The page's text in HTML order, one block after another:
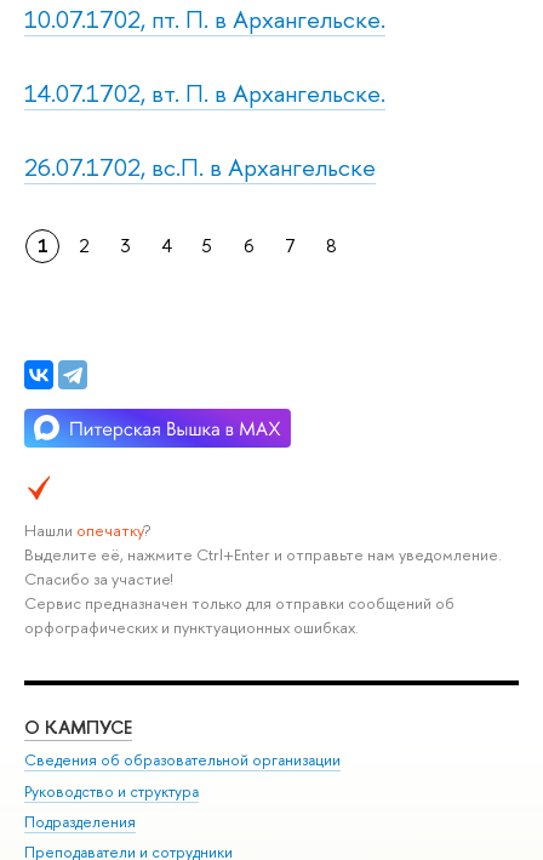
10.07.1702, пт. П. в Архангельске.
14.07.1702, вт. П. в Архангельске.
26.07.1702, вс.П. в Архангельске
1 2 3 4 5 6 7 8
Нашли опечатку?
Выделите её, нажмите Ctrl+Enter и отправьте нам уведомление.
Спасибо за участие!
Сервис предназначен только для отправки сообщений об
орфографических и пунктуационных ошибках.
О КАМПУСЕ
Сведения об образовательной организации
Руководство и структура
Подразделения
Преподаватели и сотрудники